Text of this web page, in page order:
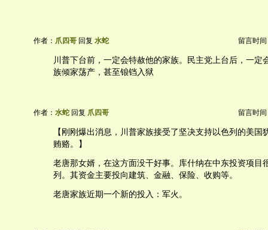
作者： 爪四哥 回复 水蛇 留言时间
川普下台前，一定会特赦他的家族。民主党上台后，一定
族倾家荡产，甚至锒铛入狱
作者： 水蛇 回复 爪四哥 留言时间
【刚刚爆出消息，川普家族接受了坚决支持以色列的美国
贿赂。】
老唐那女婿，在这方面没干好事。库什纳在中东投资项目
列。其资金主要投向建筑、金融、保险、收购等。
老唐家族近期一个新的投入：军火。